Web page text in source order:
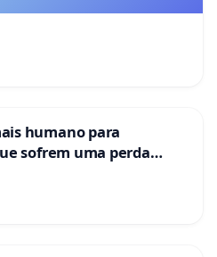
humano para
sofrem uma perda
portugueses